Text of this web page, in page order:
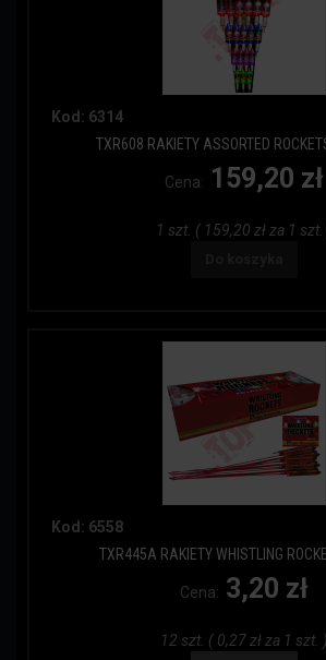
Kod: 6314
TXR608 RAKIETY ASSORTED
Cena: 159,20 zł
1 szt. ( 159,20 zł za 1 szt.
Kod: 6558
TXR445A RAKIETY WHISTLING
Cena: 3,20 zł
12 szt. ( 0,27 zł za 1 szt. )